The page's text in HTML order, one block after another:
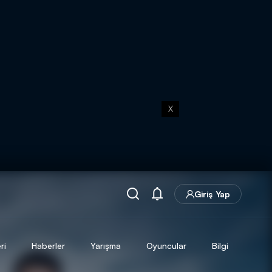
X
Giriş Yap
Haberler Yarışma Oyuncular Bilgi